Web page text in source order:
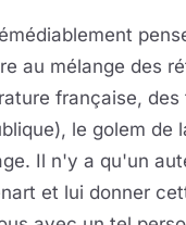
au mélange des
française,
le golem
Il n'y a qu'un
et lui donner